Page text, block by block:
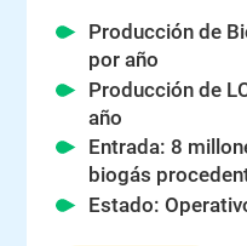
Producción de
por año
Producción de
año
Entrada: 8
biogás
Estado: